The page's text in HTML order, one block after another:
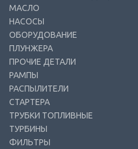
МАСЛО
НАСОСЫ
ОБОРУДОВАНИЕ
ПЛУНЖЕРА
ПРОЧИЕ ДЕТАЛИ
РАМПЫ
РАСПЫЛИТЕЛИ
СТАРТЕРА
ТРУБКИ ТОПЛИВНЫЕ
ТУРБИНЫ
ФИЛЬТРЫ